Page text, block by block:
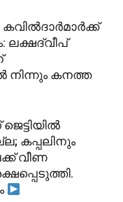
ലക്ഷദ്വീപ്
നിന്നും കനത്ത
കപ്പലിനും
വീണ